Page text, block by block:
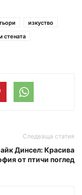
изкуство
стената
Следваща статия
Динсел: Красива
от птичи поглед